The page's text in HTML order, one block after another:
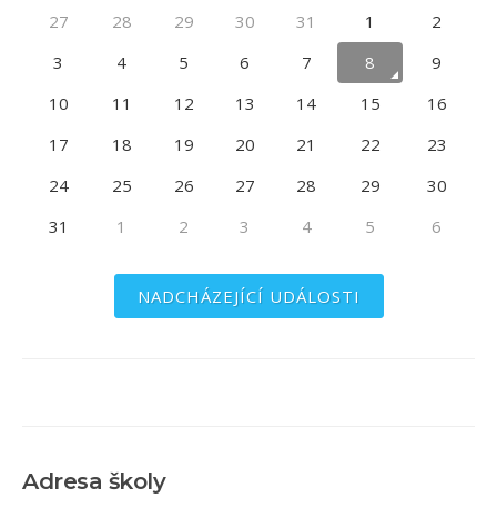
27
28 29 30 31 1
2
3
4 5 6 7 8
9
10
11 12 13 14 15
16
17
18 19 20 21 22
23
24
25 26 27 28 29
30
31
1 2 3 4 5 6
NADCHÁZEJÍCÍ UDÁLOSTI
Adresa školy